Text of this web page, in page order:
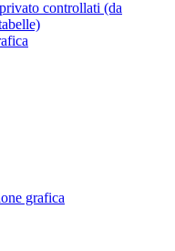
controllati (da
grafica